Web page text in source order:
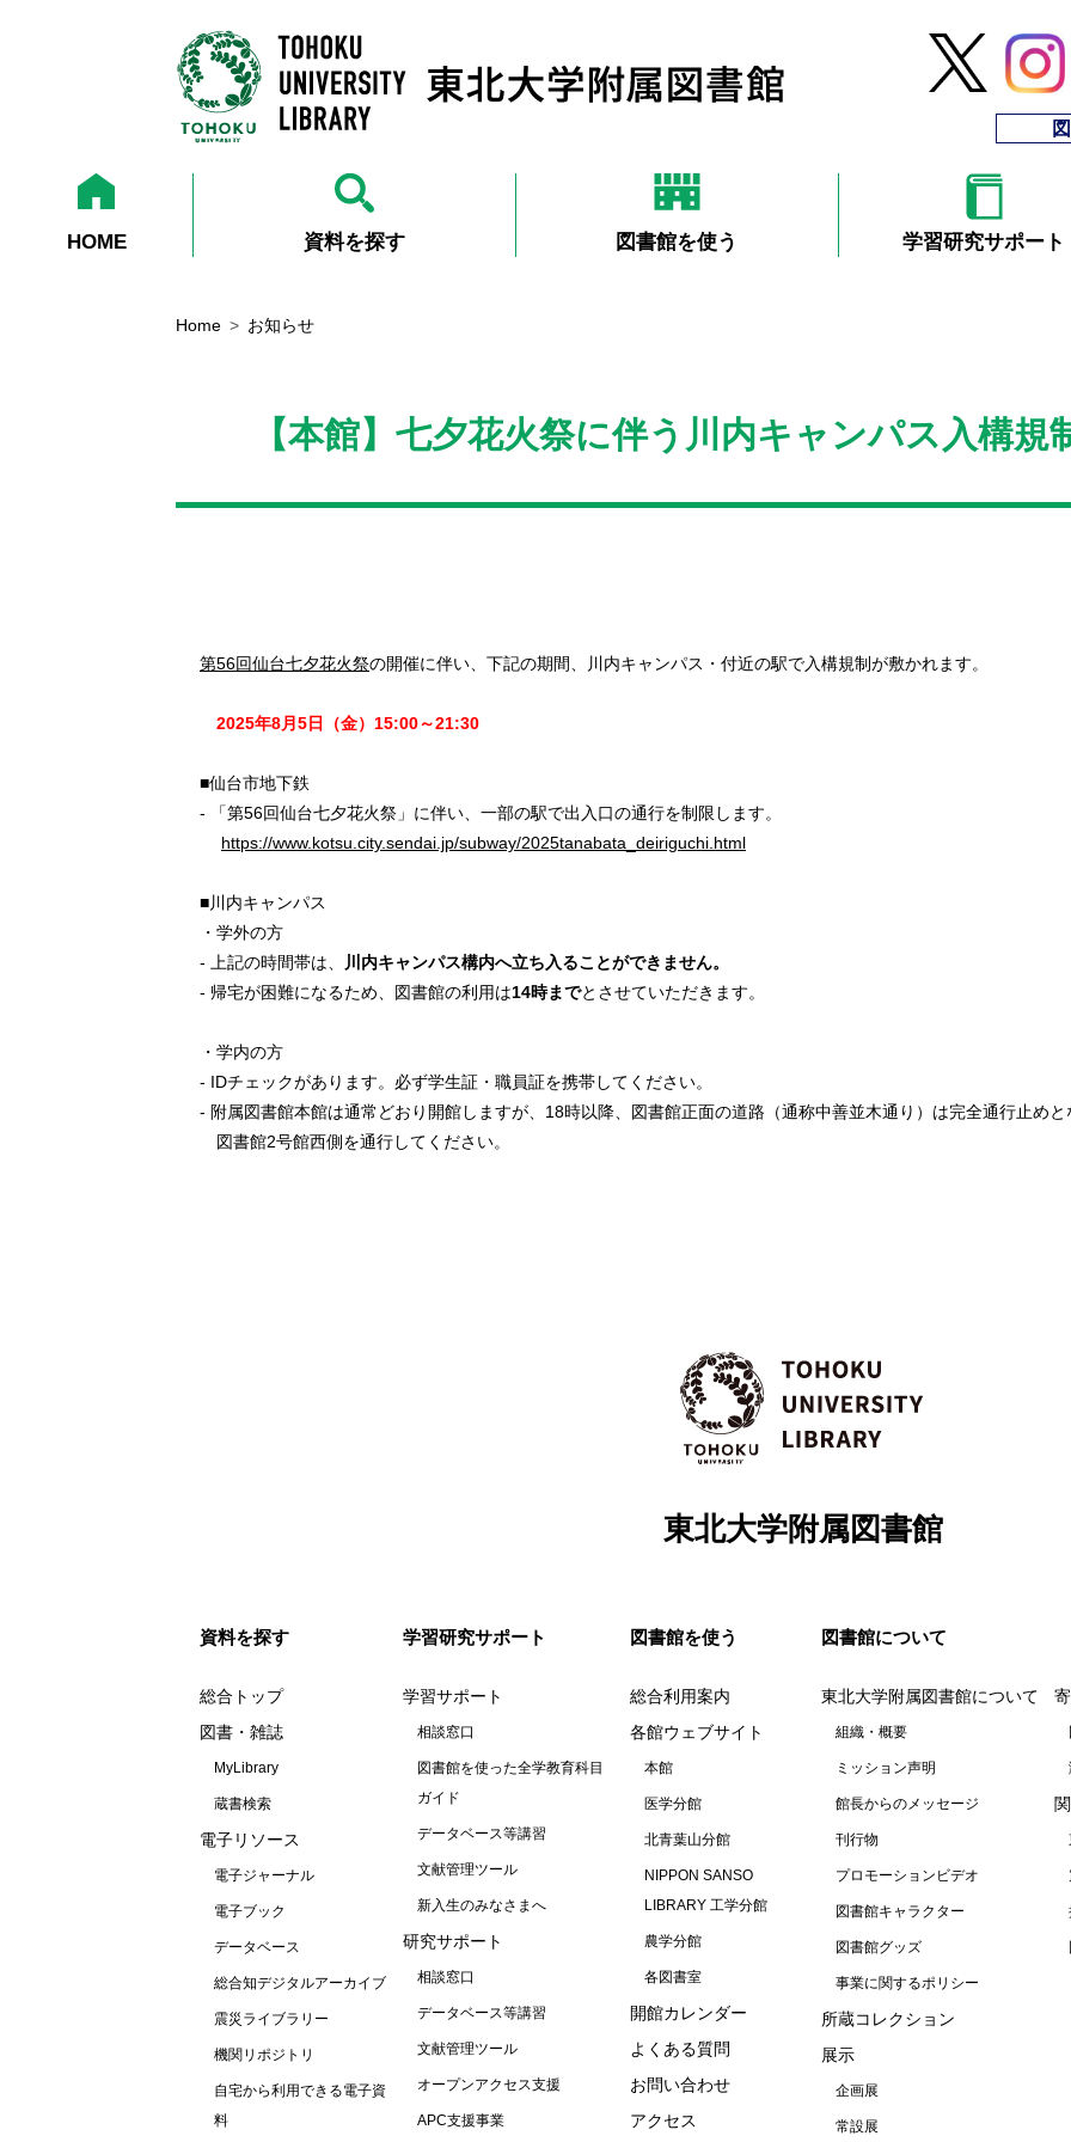
HOME 資料を探す 図書館を使う 学習研究サポート
Home お知らせ
【本館】七夕花火祭に伴う川内キャンパス入構規
第56回仙台七夕花火祭の開催に伴い、下記の期間、川内キャンパス・付近の駅で入構規制が敷かれます。
2025年8月5日（金）15:00～21:30
■仙台市地下鉄
- 「第56回仙台七夕花火祭」に伴い、一部の駅で出入口の通行を制限します。
https://www.kotsu.city.sendai.jp/subway/2025tanabata_deiriguchi.html
■川内キャンパス
・学外の方
- 上記の時間帯は、
川内キャンパス構内へ立ち入ることができません。
- 帰宅が困難になるため、図書館の利用は14時までとさせていただきます。
・学内の方
- IDチェックがあります。必ず学生証・職員証を携帯してください。
- 附属図書館本館は通常どおり開館しますが、18時以降、図書館正面の道路（通称中善並木通り）は完全通行止めと
図書館2号館西側を通行してください。
東北大学附属図書館
資料を探す
総合トップ
図書・雑誌
MyLibrary
蔵書検索
電子リソース
電子ジャーナル
電子ブック
データベース
総合知デジタルアーカイブ
震災ライブラリー
機関リポジトリ
自宅から利用できる電子資
料
学習研究サポート
学習サポート
相談窓口
図書館を使った全学教育科目
ガイド
データベース等講習
文献管理ツール
新入生のみなさまへ
研究サポート
相談窓口
データベース等講習
文献管理ツール
オープンアクセス支援
APC支援事業
図書館を使う
総合利用案内
各館ウェブサイト
本館
医学分館
北青葉山分館
NIPPON SANSO
LIBRARY 工学分館
農学分館
各図書室
開館カレンダー
よくある質問
お問い合わせ
アクセス
図書館について
東北大学附属図書館について
組織・概要
ミッション声明
館長からのメッセージ
刊行物
プロモーションビデオ
図書館キャラクター
図書館グッズ
事業に関するポリシー
所蔵コレクション
展示
企画展
常設展